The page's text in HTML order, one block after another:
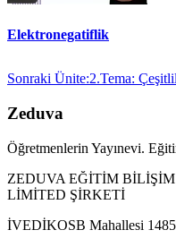
Elektronegatiflik
Sonraki Ünite:2.Tema:
Zeduva
Öğretmenlerin Yayınevi.
ZEDUVA EĞİTİM
LİMİTED ŞİRKETİ
İVEDİKOSB Mahallesi